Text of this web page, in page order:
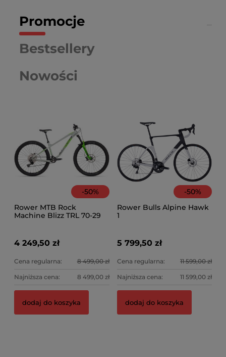
Promocje
Nowości
Bestsellery
-50%
Rower MTB Rock
Machine Blizz TRL 70-29
4 249,50 zł
Cena regularna: 8 499,00 zł
Najniższa cena: 8 499,00 zł
dodaj do koszyka
-50%
Rower Bulls Alpine Hawk
1
5 799,50 zł
Cena regularna: 11 599,00 zł
Najniższa cena: 11 599,00 zł
dodaj do koszyka